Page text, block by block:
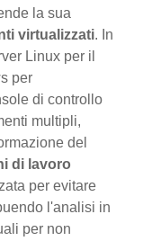
la sua
virtualizzati. In
Linux per il
per
di controllo
multipli,
del
di lavoro
per evitare
l'analisi in
per non